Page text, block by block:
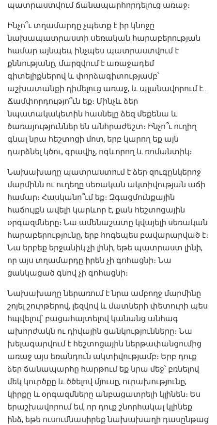
պատրաստվում ճանապարհորդելուց առաջ։
Ինչո՞ւ տղամարդը չպետք է իր կնոջը
նախապատրաստի սեռական հարաբերության
համար այնպես, ինչպես պատրաստվում է
քննությանը, մարզվում է առաջադեմ
գիտելիքներով և փորձագիտությամբ՝
աշխատանքի դիմելուց առաջ, և պլանավորում է…
Ճամփորդությո՞ւն եք։ Մինչև ձեր
նպատակակետին հասնելը ձեզ մեքենա և
ծառայություններ են անհրաժեշտ։ Ինչո՞ւ ուղիղ
գնալ նրա հեշտոցի մոտ, երբ կարող եք այն
դարձնել կծու, գրավիչ, ոգևորող և ռոմանտիկ։
Նախախաղը պատրաստում է ձեր զուգընկերոջ
մարմինն ու ուղեղը սեռական ակտիվության աճի
համար։ Հասկանո՞ւմ եք։ Զգացմունքային
հաճույքն ավելի կարևոր է, քան հեշտոցային
օրգազմները։ Նա ամենաշատը կվայելի սեռական
հարաբերությունը, երբ հոգեպես բավարարված է։
Նա երբեք երջանիկ չի լինի, եթե պատրաստ լինի,
որ այս տղամարդը իրեն չի գոհացնի։ Նա
ցանկացած գնով չի գոհացնի։
Նախախաղը ներառում է նրա ամբողջ մարմինը
շոյել շուրթերով, լեզվով և մատների փետուրի պես
հպվելով՝ բացահայտելով կանանց անհագ
ախորժակն ու դիվային ցանկությունները։ Նա
խելագարվում է հեշտոցային ներթափանցումից
առաջ այս եռանդուն ակտիվությամբ։ Երբ դուք
ձեր ճանապարհը հարթում եք նրա մեջ՝ բռնելով
մեկ կուրծքը և ծծելով մյուսը, ուրախությունը,
կիրքը և օրգազմները անբացատրելի կլինեն։ Ես
երաշխավորում եմ, որ դուք շնորհակալ կլինեք
ինձ, եթե ուսումնասիրեք նախախաղի դասընթաց